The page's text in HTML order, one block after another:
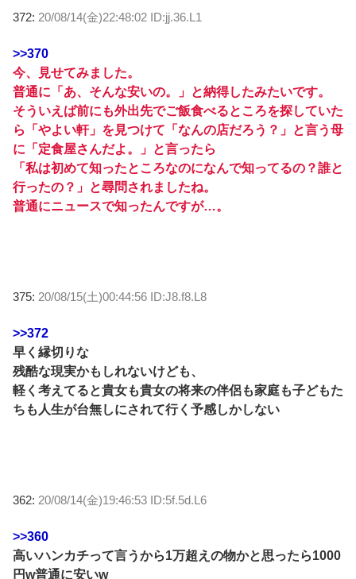
372: 20/08/14(金)22:48:02 ID:jj.36.L1
>>370
今、見せてみました。
普通に「あ、そんな安いの。」と納得したみたいです。
そういえば前にも外出先でご飯食べるところを探していた
ら「やよい軒」を見つけて「なんの店だろう？」と言う母
に「定食屋さんだよ。」と言ったら
「私は初めて知ったところなのになんで知ってるの？誰と
行ったの？」と尋問されましたね。
普通にニュースで知ったんですが…。
375: 20/08/15(土)00:44:56 ID:J8.f8.L8
>>372
早く縁切りな
残酷な現実かもしれないけども、
軽く考えてると貴女も貴女の将来の伴侶も家庭も子どもた
ちも人生が台無しにされて行く予感しかしない
362: 20/08/14(金)19:46:53 ID:5f.5d.L6
>>360
高いハンカチって言うから1万超えの物かと思ったら1000
円w普通に安いw